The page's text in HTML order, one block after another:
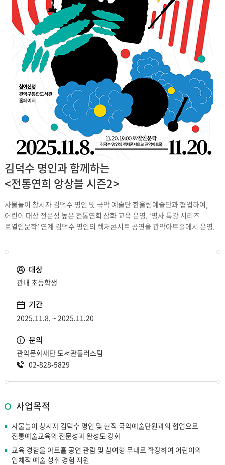
김덕수 명인과 함께하는
<전통연희 앙상블 시즌2>
사물놀이 창시자 김덕수 명인 및 국악 예술단 한울림예술단과 협업하여,
어린이 대상 전문성 높은 전통연희 삼화 교육 운영. ‘명사 특강 시리즈
로열인문학’ 연계 김덕수 명인의 렉처콘서트 공연을 관악아트홀에서 운영.
대상
관내 초등학생
기간
2025.11.8. ~ 2025.11.20
문의
관악문화재단 도서관플러스팀
02-828-5829
사업목적
사물놀이 창시자 김덕수 명인 및 현직 국악예술단원과의 협업으로
전통예술교육의 전문성과 완성도 강화
교육 경험을 아트홀 공연 관람 및 참여형 무대로 확장하여 어린이의
입체적 예술 성취 경험 지원